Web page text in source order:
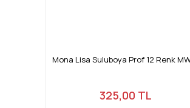
Mona Lisa Suluboya Prof 12 Renk
325,00 TL